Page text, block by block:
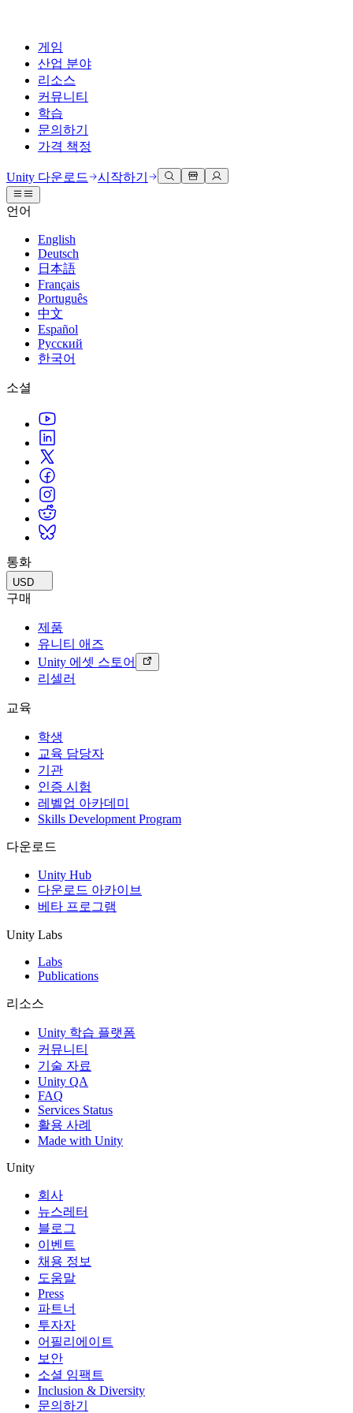
게임
산업 분야
리소스
커뮤니티
학습
문의하기
가격 책정
Unity 엔진
모든 플랫폼 위한 2D 및 3D 게임 제작
협업
팀과 함께 신속한 협업과 반복 작업을 수행하세요.
Unity 다운로드
플랜 및 가격
배포
Unity가 지원하는 25개 이상의 플랫폼을 살펴보세요.
LiveOps
출시 후 인사이트를 확인하고 라이브 게임을 운영하세요.
성장
사용자 확보
모바일 사용자를 검색하고 Acquire
매장 및 D2C 전반에 걸쳐 IAP 관리하세요.
수익화
Unity로 광고하세요
활용 부문
모바일 게임
Unity로 모바일 히트작을 제작하고 성장시키세요.
인디 게임
소규모 팀으로 대작 게임을 출시하세요.
XR 게임
여러 플랫폼에서 XR 게임을 출시하세요.
멀티플레이어 게임
멀티플레이어 게임 개발을 간소화하세요.
3D 협업
실시간 3D 프로젝트 빌드 및 검토
몰입형 교육
몰입도 높은 환경 제작
고객 경험
인터랙티브 3D 경험 제작
산업 분야
운영 우수성 확보
리테일
상점 경험을 온라인 경험으로 전환
자동차
혁신을 가속화하고 차량 내 경험을 향상시키세요.
모든 산업 보기
기술 자료
공식 유저. '광고 지면'의 타겟 고객 매뉴얼 및 API 레퍼런스
개발자 툴
릴리스 버전 및 이슈 트래커
로드맵
예정된 기능 검토
기술 용어 라이브러리
활용 사례
실제 성공 사례
베스트 프랙티스 가이드
전문가 팁
데모
데모, 샘플 및 빌딩 블록
모든 리소스
새로운 기능
블로그
업데이트, 정보, 기술 팁
뉴스
토론
토론, 문제 해결, 소통
이벤트
글로벌 이벤트 및 현지 이벤트
커뮤니티 사례
Made with Unity
Unity 크리에이터 소개
Livestreams
Unity Awards
전 세계 Unity 크리에이터 축하
Unity Learn
무료로 Unity 기술 마스터
전문 교육
Unity 강사와 함께 팀의 역량을 강화하세요
Unity 처음 사용하시나요
시작하기
학습 시작하기
Unity 사용이 처음이신가요? 여정 시작하기
사용법 가이드
실용적인 팁 및 베스트 프랙티스
교육
학생용
커리어 시작하기
교육 효율 극대화
교육 라이선스
자격증
Unity 숙련도를 입증하세요
도움 받기
성공을 위한 Unity
Success 플랜
전문가 지원을 통해 더 빠르게 목표 도달률 달성
일반적인 질문에 대한 답변
문의하기
Unity 다운로드 시작하기
언어
English
Deutsch
日本語
Français
Português
中文
Español
Русский
한국어
소셜
통화
USD
구매
제품
유니티 애즈
Unity 에셋 스토어
리셀러
교육
학생
교육 담당자
기관
인증 시험
레벨업 아카데미
Skills Development Program
다운로드
Unity Hub
다운로드 아카이브
베타 프로그램
Unity Labs
Labs
Publications
리소스
Unity 학습 플랫폼
커뮤니티
기술 자료
Unity QA
FAQ
Services Status
활용 사례
Made with Unity
Unity
회사
뉴스레터
블로그
이벤트
채용 정보
도움말
Press
파트너
투자자
어필리에이트
보안
소셜 임팩트
Inclusion & Diversity
문의하기